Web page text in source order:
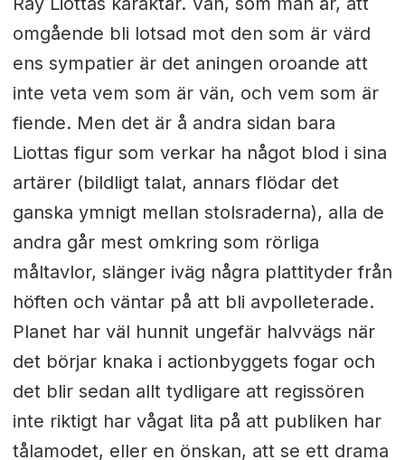
omgående bli lotsad mot den som är värd
ens sympatier är det aningen oroande att
inte veta vem som är vän, och vem som är
fiende. Men det är å andra sidan bara
Liottas figur som verkar ha något blod i sina
artärer (bildligt talat, annars flödar det
ganska ymnigt mellan stolsraderna), alla de
andra går mest omkring som rörliga
måltavlor, slänger iväg några plattityder från
höften och väntar på att bli avpolleterade.
Planet har väl hunnit ungefär halvvägs när
det börjar knaka i actionbyggets fogar och
det blir sedan allt tydligare att regissören
inte riktigt har vågat lita på att publiken har
tålamodet, eller en önskan, att se ett drama